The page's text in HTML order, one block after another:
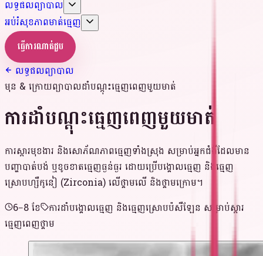
លទ្ធផលព្យាបាល
អប់រំសុខភាពមាត់ធ្មេញ
ធ្វើការណាត់ជួប
លទ្ធផលព្យាបាល
មុន & ក្រោយព្យាបាលដាំបណ្តុះធ្មេញពេញមួយមាត់
ការដាំបណ្តុះធ្មេញពេញមួយមាត់
ការស្តារមុខងារ និងសោភ័ណភាពធ្មេញទាំងស្រុង សម្រាប់អ្នកជំងឺដែលមាន
បញ្ហាបាត់បង់ ឬខូចខាតធ្មេញធ្ងន់ធ្ងរ ដោយប្រើបង្គោលធ្មេញ និងធ្មេញ
ស្រោបហ្សឺកូនៀ (Zirconia) លើថ្គាមលើ និងថ្គាមក្រោម។
6–8 ខែ ការដាំបង្គោលធ្មេញ និងធ្មេញស្រោបប៉សឺឡែន សម្រាប់ស្តារ
ធ្មេញពេញថ្គាម